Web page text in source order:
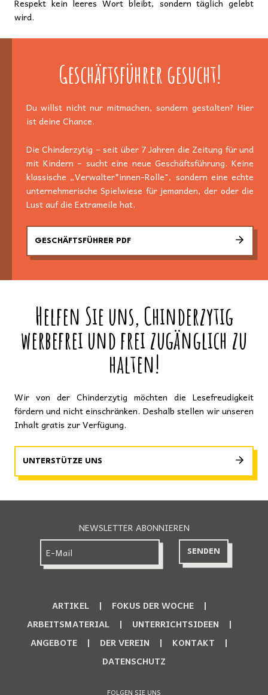
wird.
Geschäftsführer gesucht!
Du willst nicht nur mitmachen, sondern gestalten? Hier
ist deine Chance.
Die Chinderzytig – seit über 7 Jahren die Zeitung für und
mit Kindern – sucht eine neue Geschäftsführung. Keine
klassische „Verwalter*innen-Rolle", sondern eine echte
unternehmerische Spielwiese für jemanden, der oder die
Lust auf die Extrameile hat.
GESCHÄFTSFÜHRER PDF
Helfen Sie uns, Chinderzytig
werbefrei und frei zugänglich zu
halten!
Wir von der Chinderzytig möchten die Lesefreudigkeit
fördern und nicht einschränken. Deshalb stellen wir unseren
Inhalt gratis zur Verfügung.
UNTERSTÜTZE UNS
NEWSLETTER ABONNIEREN
ARTIKEL
FOKUS DER WOCHE
ARBEITSMATERIAL
UNTERRICHTSIDEEN
ANGEBOTE
DER VEREIN
KONTAKT
DATENSCHUTZ
FOLGEN SIE UNS